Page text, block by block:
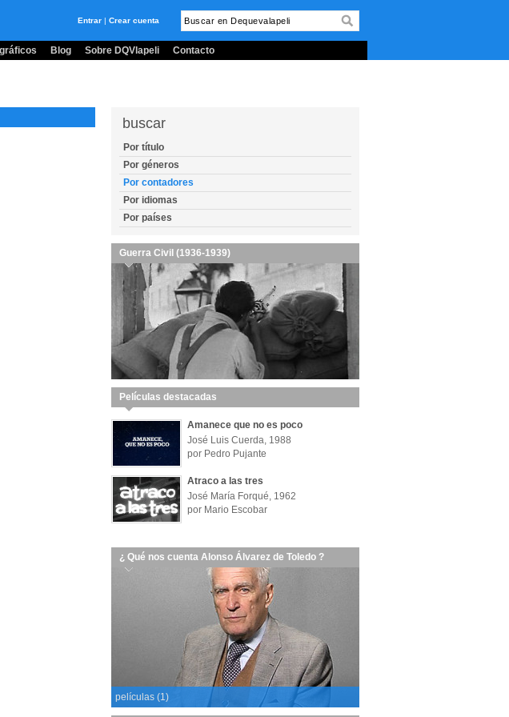
Entrar | Crear cuenta
Blog Sobre DQVlapeli Contacto
buscar
Por título
Por géneros
Por contadores
Por idiomas
Por países
Guerra Civil (1936-1939)
Películas destacadas
Amanece que no es poco
José Luis Cuerda, 1988
por Pedro Pujante
Atraco a las tres
José María Forqué, 1962
por Mario Escobar
¿ Qué nos cuenta Alonso Álvarez de Toledo ?
películas (1)